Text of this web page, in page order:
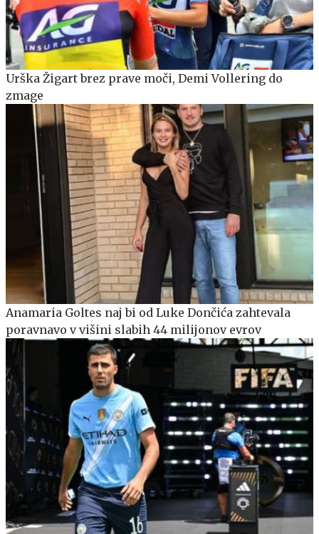
Urška Žigart brez prave moči, Demi Vollering do
zmage
Anamaria Goltes naj bi od Luke Dončića zahtevala
poravnavo v višini slabih 44 milijonov evrov